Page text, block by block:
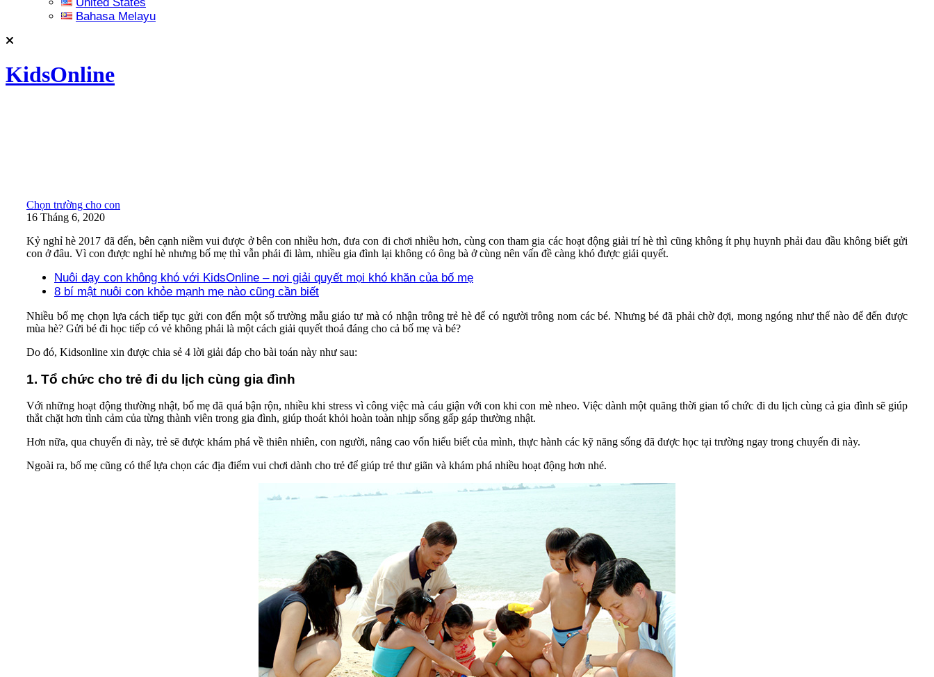
Bahasa Melayu
KidsOnline
Chọn trường cho con
16 Tháng 6, 2020
Kỷ nghỉ hè 2017 đã đến, bên cạnh niềm vui được ở bên con nhiều hơn, đưa con đi chơi nhiều hơn, cùng con tham gia các hoạt động giải trí hè thì cũng không ít phụ huynh phải đau đầu không biết gửi
con ở đâu. Vì con được nghỉ hè nhưng bố mẹ thì vẫn phải đi làm, nhiều gia đình lại không có ông bà ở cùng nên vấn đề càng khó được giải quyết.
Nuôi dạy con không khó với KidsOnline – nơi giải quyết mọi khó khăn của bố mẹ
8 bí mật nuôi con khỏe mạnh mẹ nào cũng cần biết
Nhiều bố mẹ chọn lựa cách tiếp tục gửi con đến một số trường mẫu giáo tư mà có nhận trông trẻ hè để có người trông nom các bé. Nhưng bé đã phải chờ đợi, mong ngóng như thế nào để đến được
mùa hè? Gửi bé đi học tiếp có vẻ không phải là một cách giải quyết thoả đáng cho cả bố mẹ và bé?
Do đó, Kidsonline xin được chia sẻ 4 lời giải đáp cho bài toán này như sau:
1. Tổ chức cho trẻ đi du lịch cùng gia đình
Với những hoạt động thường nhật, bố mẹ đã quá bận rộn, nhiều khi stress vì công việc mà cáu giận với con khi con mè nheo. Việc dành một quãng thời gian tổ chức đi du lịch cùng cả gia đình sẽ giúp
thắt chặt hơn tình cảm của từng thành viên trong gia đình, giúp thoát khỏi hoàn toàn nhịp sống gấp gáp thường nhật.
Hơn nữa, qua chuyến đi này, trẻ sẽ được khám phá về thiên nhiên, con người, nâng cao vốn hiểu biết của mình, thực hành các kỹ năng sống đã được học tại trường ngay trong chuyến đi này.
Ngoài ra, bố mẹ cũng có thể lựa chọn các địa điểm vui chơi dành cho trẻ để giúp trẻ thư giãn và khám phá nhiều hoạt động hơn nhé.